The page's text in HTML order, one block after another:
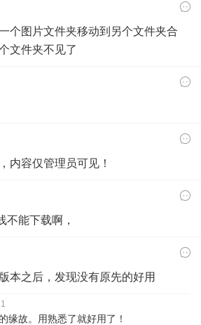
个图片文件夹移动到另个文件夹合
文件夹不见了
内容仅管理员可见！
不能下载啊，
本之后，发现没有原先的好用
缘故。用熟悉了就好用了！